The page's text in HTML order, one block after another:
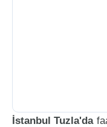
İstanbul Tuzla'da